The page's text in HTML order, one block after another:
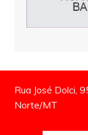
Rua José Dolci,
Norte/MT